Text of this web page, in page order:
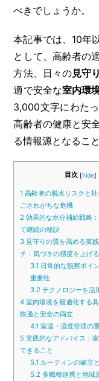
べきでしょうか。
本記事では、10年
として、高齢者の
方法、日々の見守り
適で安全な室内環
3,000文字にわた
高齢者の健康と安
る情報源となるこ
目次 [hide]
1 高齢者の脱水リスクと
ごされがちな危機
2 効果的な水分補給戦略
て継続の秘訣
3 見守りの質を高める実
チ：気づきの感度を上げる
3.1 日常的な観察ポイ
重要性
3.2 テクノロジーを活
4 室内環境を最適化する
快適と安全の両立
4.1 室温・湿度管理の
5 実践的なアドバイス：
できること
5.1 ルーティンの確立
5.2 多職種連携と地域